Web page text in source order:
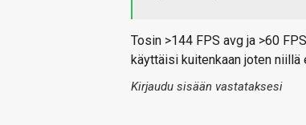
Tosin >144 FPS avg ja >60
käyttäisi kuitenkaan joten niillä
Kirjaudu sisään vastataksesi